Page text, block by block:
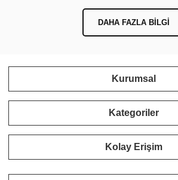
DAHA FAZLA BILGI
Kurumsal
Kategoriler
Kolay Erişim